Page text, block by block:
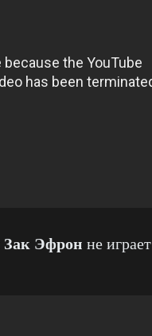
Зак Эфрон не играет